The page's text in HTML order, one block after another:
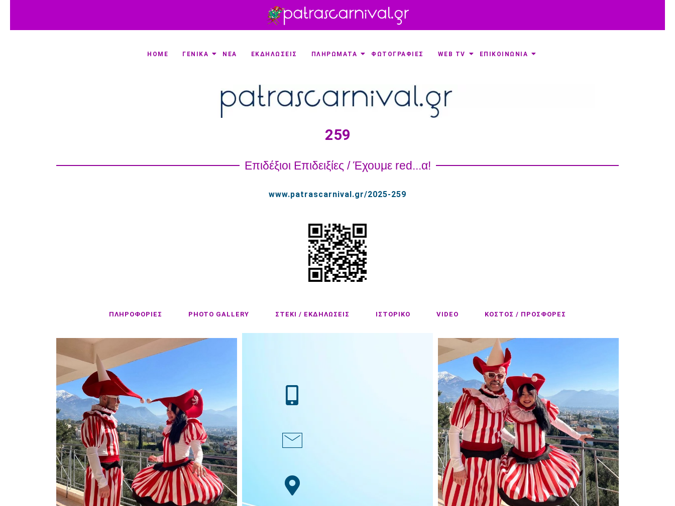
HOME ΓΕΝΙΚΑ ΝΕΑ ΕΚΔΗΛΩΣΕΙΣ ΠΛΗΡΩΜΑΤΑ ΦΩΤΟΓΡΑΦΙΕΣ WEB TV ΕΠΙΚΟΙΝΩΝΙΑ
259
Επιδέξιοι Επιδειξίες / Έχουμε red...α!
www.patrascarnival.gr/2025-259
ΠΛΗΡΟΦΟΡΙΕΣ PHOTO GALLERY ΣΤΕΚΙ / ΕΚΔΗΛΩΣΕΙΣ ΙΣΤΟΡΙΚΟ VIDEO ΚΟΣΤΟΣ / ΠΡΟΣΦΟΡΕΣ